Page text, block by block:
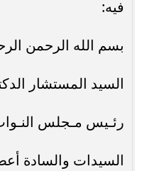
فيه:
بسم الله الرحمن
السيد المستشار
رئـيس مـجلس
السيدات والسادة